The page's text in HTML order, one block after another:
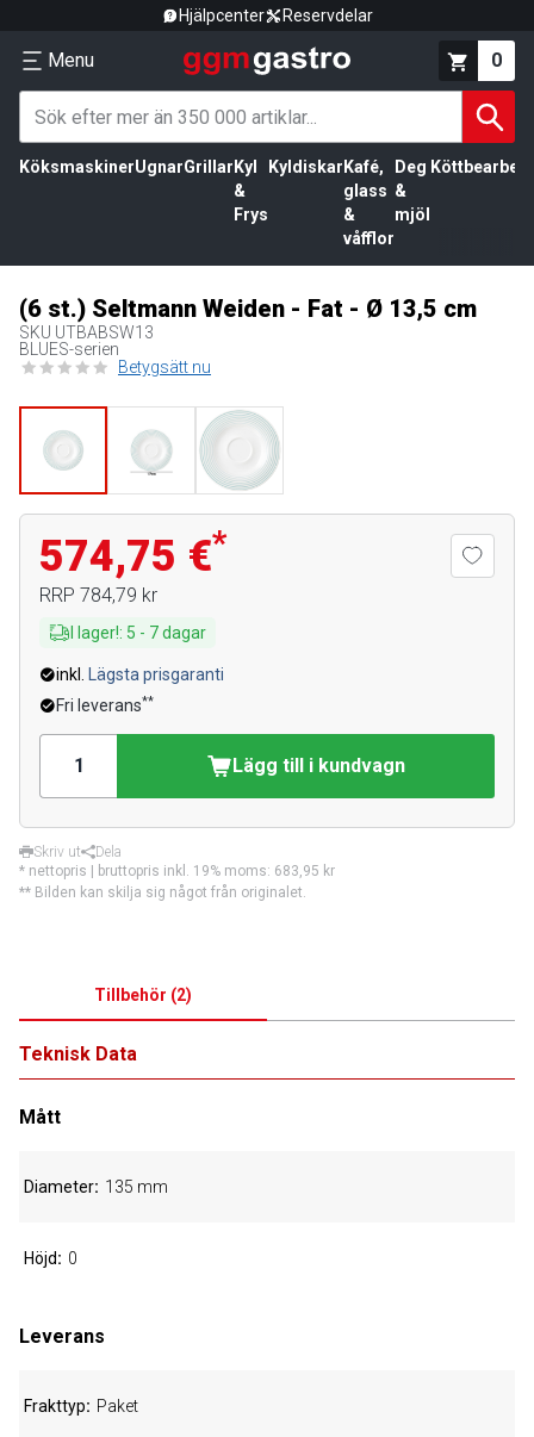
Hjälpcenter Reservdelar
Menu 0
KöksmaskinerUgnarGrillar Kyl
&
Frys
Kyldiskar Kafé,
glass
&
våfflor
Deg
&
mjöl
(6 st.) Seltmann Weiden - Fat - Ø 13,5 cm
SKU UTBABSW13
BLUES-serien
Betygsätt nu
574,75 €*
RRP 784,79 kr
I lager!: 5 - 7dagar
inkl.
Lägsta prisgaranti
Fri leverans**
Lägg till i kundvagn
Skriv ut
Dela
* nettopris | bruttopris inkl. 19% moms: 683,95 kr
** Bilden kan skilja sig något från originalet.
Tillbehör (2)
Teknisk Data
Mått
Diameter 135 mm
Höjd 0
Leverans
Frakttyp Paket